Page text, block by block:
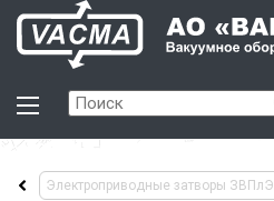
Электроприводные затворы ЗВПлЭ